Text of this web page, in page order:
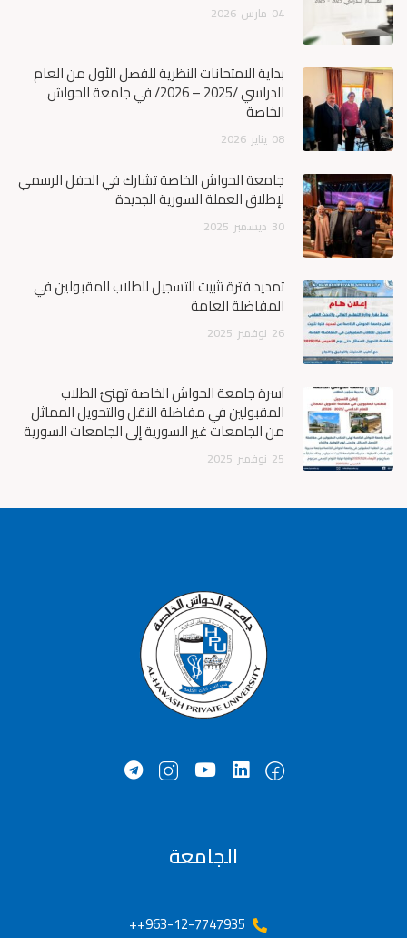
04 مارس 2026
بداية الامتحانات النظرية للفصل الأول من العام
الدراسي /2025 – 2026/ في جامعة الحواش
الخاصة
08 يناير 2026
جامعة الحواش الخاصة تشارك في الحفل الرسمي
لإطلاق العملة السورية الجديدة
30 ديسمبر 2025
تمديد فترة تثبيت التسجيل للطلاب المقبولين في
المفاضلة العامة
26 نوفمبر 2025
أسرة جامعة الحواش الخاصة تهنئ الطلاب
المقبولين في مفاضلة النقل والتحويل المماثل
من الجامعات غير السورية إلى الجامعات السورية
25 نوفمبر 2025
الجامعة
963-12-7747935++